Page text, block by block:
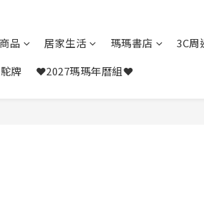
品 居家生活 瑪瑪書店 3C周
牌
❤️2027瑪瑪年曆組❤️